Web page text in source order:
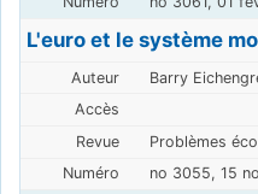
L'euro et le système
Barry
Problèmes
no 3055, 15